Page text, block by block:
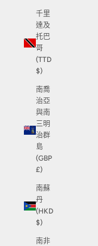
千里
達及
托巴
哥
(TTD
$)
南喬
治亞
與南
三明
治群
島
(GBP
£)
南蘇
丹
(HKD
$)
南非